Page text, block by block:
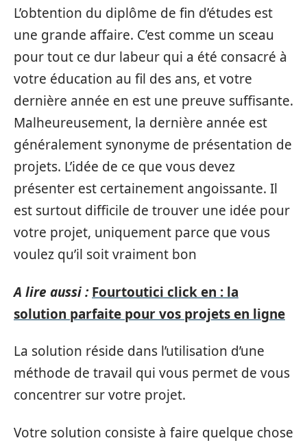
L’obtention du diplôme de fin d’études est
une grande affaire. C’est comme un sceau
pour tout ce dur labeur qui a été consacré à
votre éducation au fil des ans, et votre
dernière année en est une preuve suffisante.
Malheureusement, la dernière année est
généralement synonyme de présentation de
projets. L’idée de ce que vous devez
présenter est certainement angoissante. Il
est surtout difficile de trouver une idée pour
votre projet, uniquement parce que vous
voulez qu’il soit vraiment bon
A lire aussi : Fourtoutici click en : la
solution parfaite pour vos projets en ligne
La solution réside dans l’utilisation d’une
méthode de travail qui vous permet de vous
concentrer sur votre projet.
Votre solution consiste à faire quelque chose